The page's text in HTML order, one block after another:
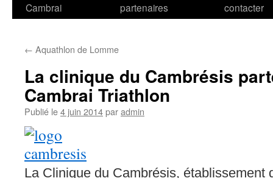
Cambrai
partenaires
contacter
← Aquathlon de Lomme
La clinique du Cambrésis
Cambrai Triathlon
Publié le4 juin 2014paradmin
La Clinique du Cambrésis, établissement